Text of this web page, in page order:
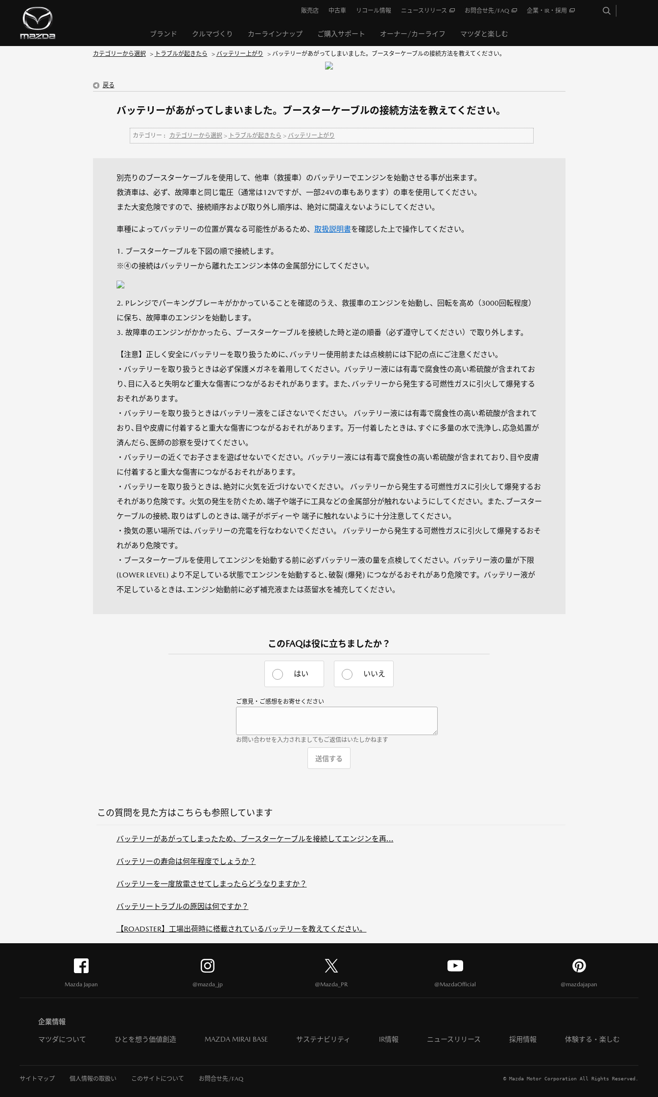
ブランド クルマづくり カーラインナップ ご購入サポート オーナー/カーライフ マツダと楽しむ
販売店 中古車 リコール情報 ニュースリリース お問合せ先/FAQ 企業・IR・採用
カテゴリーから選択 > トラブルが起きたら > バッテリー上がり > バッテリーがあがってしまいました。ブースターケーブルの接続方法を教えてください。
戻る
バッテリーがあがってしまいました。ブースターケーブルの接続方法を教えてください。
カテゴリー : カテゴリーから選択 > トラブルが起きたら > バッテリー上がり
別売りのブースターケーブルを使用して、他車（救援車）のバッテリーでエンジンを始動させる事が出来ます。
救済車は、必ず、故障車と同じ電圧（通常は12Vですが、一部24Vの車もあります）の車を使用してください。
また大変危険ですので、接続順序および取り外し順序は、絶対に間違えないようにしてください。
車種によってバッテリーの位置が異なる可能性があるため、 取扱説明書を確認した上で操作してください。
1. ブースターケーブルを下図の順で接続します。
※④の接続はバッテリーから離れたエンジン本体の金属部分にしてください。
2. Pレンジでパーキングブレーキがかかっていることを確認のうえ、救援車のエンジンを始動し、回転を高め（3000回転程度）
に保ち、故障車のエンジンを始動します。
3. 故障車のエンジンがかかったら、ブースターケーブルを接続した時と逆の順番（必ず遵守してください）で取り外します。
【注意】正しく安全にバッテリーを取り扱うために､バッテリー使用前または点検前には下記の点にご注意ください。
・バッテリーを取り扱うときは必ず保護メガネを着用してください。バッテリー液には有毒で腐食性の高い希硫酸が含まれてお
り､目に入ると失明など重大な傷害につながるおそれがあります。また､バッテリーから発生する可燃性ガスに引火して爆発する
おそれがあります。
・バッテリーを取り扱うときはバッテリー液をこぼさないでください。 バッテリー液には有毒で腐食性の高い希硫酸が含まれて
おり､目や皮膚に付着すると重大な傷害につながるおそれがあります。万一付着したときは､すぐに多量の水で洗浄し､応急処置が
済んだら､医師の診察を受けてください。
・バッテリーの近くでお子さまを遊ばせないでください。バッテリー液には有毒で腐食性の高い希硫酸が含まれており､目や皮膚
に付着すると重大な傷害につながるおそれがあります。
・バッテリーを取り扱うときは､絶対に火気を近づけないでください。 バッテリーから発生する可燃性ガスに引火して爆発するお
それがあり危険です。火気の発生を防ぐため､端子や端子に工具などの金属部分が触れないようにしてください。また､ブースター
ケーブルの接続､取りはずしのときは､端子がボディーや 端子に触れないように十分注意してください。
・換気の悪い場所では､バッテリーの充電を行なわないでください。 バッテリーから発生する可燃性ガスに引火して爆発するおそ
れがあり危険です。
・ブースターケーブルを使用してエンジンを始動する前に必ずバッテリー液の量を点検してください。バッテリー液の量が下限
(LOWER LEVEL) より不足している状態でエンジンを始動すると､破裂 (爆発) につながるおそれがあり危険です。バッテリー液が
不足しているときは､エンジン始動前に必ず補充液または蒸留水を補充してください。
このFAQは役に立ちましたか？
はい いいえ
ご意見・ご感想をお寄せください
お問い合わせを入力されましてもご返信はいたしかねます
この質問を見た方はこちらも参照しています
バッテリーがあがってしまったため、ブースターケーブルを接続してエンジンを再...
バッテリーの寿命は何年程度でしょうか？
バッテリーを一度放電させてしまったらどうなりますか？
バッテリートラブルの原因は何ですか？
【ROADSTER】工場出荷時に搭載されているバッテリーを教えてください。
Mazda Japan @mazda_jp @Mazda_PR @MazdaOfficial @mazdajapan
企業情報
マツダについて ひとを想う価値創造 MAZDA MIRAI BASE サステナビリティ IR情報 ニュースリリース 採用情報 体験する・楽しむ
サイトマップ 個人情報の取扱い このサイトについて お問合せ先/FAQ © Mazda Motor Corporation All Rights Reserved.